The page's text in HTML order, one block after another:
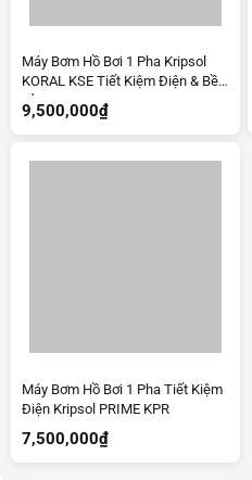
Máy Bơm Hồ Bơi 1 Pha Kripsol
KORAL KSE Tiết Kiệm Điện & Bền
Bỉ
9,500,000₫
Máy Bơm Hồ Bơi 1 Pha Tiết Kiệm
Điện Kripsol PRIME KPR
7,500,000₫